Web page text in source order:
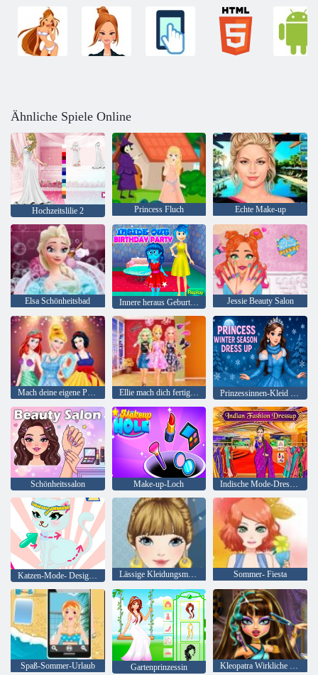
Ähnliche Spiele Online
Hochzeitslilie 2 Princess Fluch Echte Make-up
Elsa Schönheitsbad Innere heraus Geburtstagsfeier Jessie Beauty Salon
Mach deine eigene Prinzessin Ellie mach dich fertig mit mir 2 Prinzessinnen-Kleid für die Wintersaison
Schönheitssalon Make-up-Loch Indische Mode-Dressup
Lässige Kleidungsmode Sommer- Fiesta
Spaß-Sommer-Urlaub Gartenprinzessin Kleopatra Wirkliche Haarschnitte